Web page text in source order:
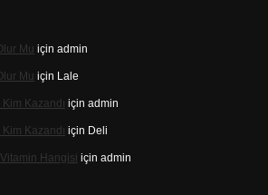
Mu için admin
Mu için Lale
Kazandı için admin
Kazandı için Deli
Hangisi için admin